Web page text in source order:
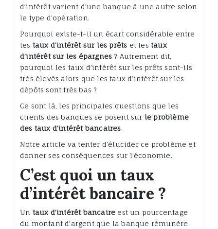
d’intérêt varient d’une banque à une autre selon
le type d’opération.
Pourquoi existe-t-il un écart considérable entre
les taux d’intérêt sur les prêts et lestaux
d’intérêt sur les épargnes ? Autrement dit,
pourquoi les taux d’intérêt sur les prêts sont-ils
très élevés alors que les taux d’intérêt sur les
dépôts sont très bas ?
Ce sont là, les principales questions que les
clients des banques se posent sur le problème
des taux d’intérêt bancaires.
Notre article va tenter d’élucider ce problème et
donner ses conséquences sur l’économie.
C’est quoi un taux
d’intérêt bancaire ?
Un taux d’intérêt bancaire est un pourcentage
du montant d’argent que la banque rémunère